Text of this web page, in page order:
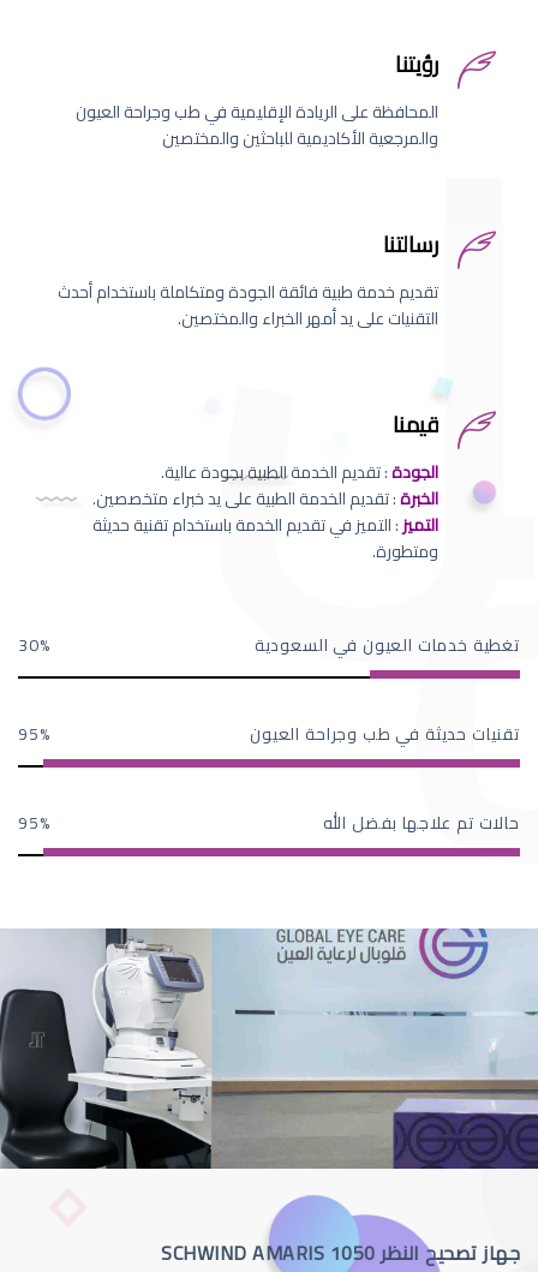
رؤيتنا
المحافظة على الريادة الإقليمية في طب وجراحة العيون
والمرجعية الأكاديمية للباحثين والمختصين
رسالتنا
تقديم خدمة طبية فائقة الجودة ومتكاملة باستخدام أحدث
التقنيات على يد أمهر الخبراء والمختصين.
قيمنا
الجودة: تقديم الخدمة الطبية بجودة عالية.
الخبرة: تقديم الخدمة الطبية على يد خبراء متخصصين.
التميز: التميز في تقديم الخدمة باستخدام تقنية حديثة
ومتطورة.
تغطية خدمات العيون في السعودية 30
تقنيات حديثة في طب وجراحة العيون 95
حالات تم علاجها بفضل الله 95
جهاز تصحيح النظر SCHWIND AMARIS 1050